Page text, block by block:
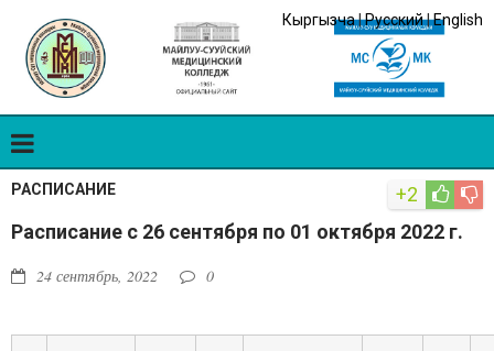
Кыргызча|Русский|English
РАСПИСАНИЕ
Расписание с 26 сентября по 01 октября 2022 г.
24 сентябрь, 2022 0
+2